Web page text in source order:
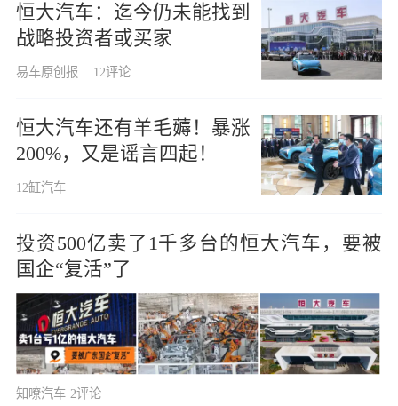
恒大汽车：迄今仍未能找到
战略投资者或买家
易车原创报... 12评论
恒大汽车还有羊毛薅！暴涨
200%，又是谣言四起！
12缸汽车
投资500亿卖了1千多台的恒大汽车，要被
国企“复活”了
知嘹汽车 2评论